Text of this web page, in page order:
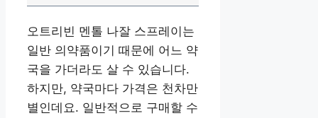
오트리빈 멘톨 나잘 스프레이는
일반 의약품이기 때문에 어느 약
국을 가더라도 살 수 있습니다.
하지만, 약국마다 가격은 천차만
별인데요. 일반적으로 구매할 수